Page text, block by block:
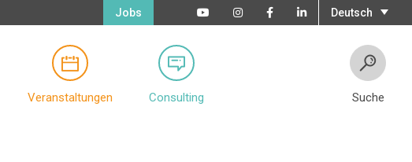
Deutsch
Jobs
Veranstaltungen Consulting Suche